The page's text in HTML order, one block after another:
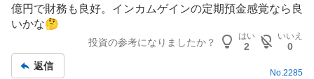
億円で財務も良好。インカムゲインの定期預金感覚なら良
いかな🤔
投資の参考になりましたか？
はい
2
いいえ
0
返信
No.2285